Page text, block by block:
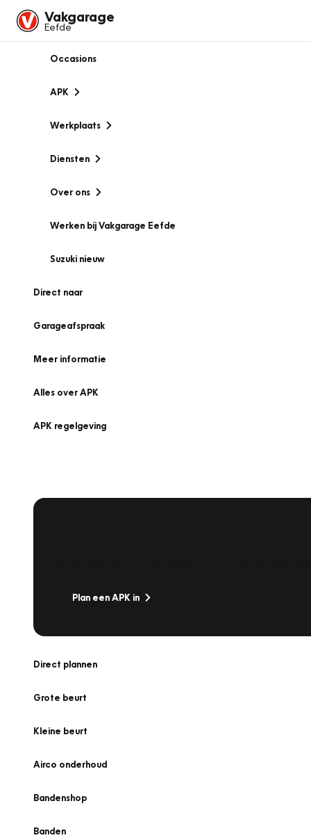
Vakgarage
Eefde
Occasions
APK
Werkplaats
Diensten
Over ons
Werken bij Vakgarage Eefde
Suzuki nieuw
Direct naar
Garageafspraak
Meer informatie
Alles over APK
APK regelgeving
Plan een APK in
Direct plannen
Grote beurt
Kleine beurt
Airco onderhoud
Bandenshop
Banden